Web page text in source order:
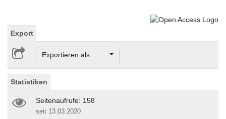
Export
Exportieren als ...
Statistiken
Seitenaufrufe: 158
seit 13.03.2020